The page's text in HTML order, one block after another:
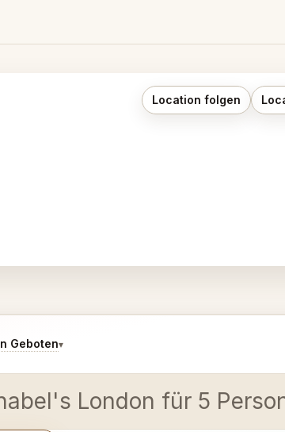
Location folgen
Geboten▾
London für 5